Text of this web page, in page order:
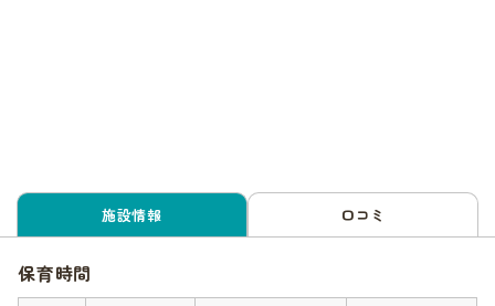
施設情報 口コミ
保育時間